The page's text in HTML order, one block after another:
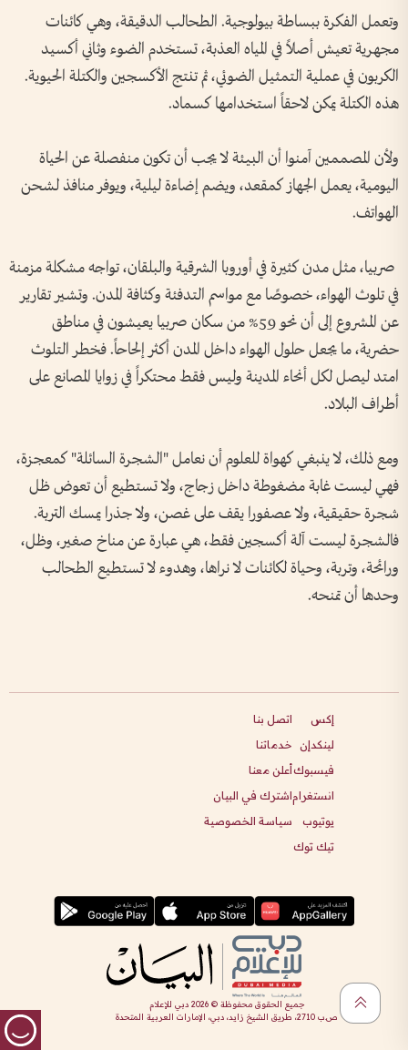
وتعمل الفكرة ببساطة بيولوجية. الطحالب الدقيقة، وهي كائنات
مجهرية تعيش أصلاً في المياه العذبة، تستخدم الضوء وثاني أكسيد
الكربون في عملية التمثيل الضوئي، ثم تنتج الأكسجين والكتلة الحيوية.
هذه الكتلة يمكن لاحقاً استخدامها كسماد.
ولأن المصممين آمنوا أن البيئة لا يجب أن تكون منفصلة عن الحياة
اليومية، يعمل الجهاز كمقعد، ويضم إضاءة ليلية، ويوفر منافذ لشحن
الهواتف.
صربيا، مثل مدن كثيرة في أوروبا الشرقية والبلقان، تواجه مشكلة مزمنة
في تلوث الهواء، خصوصًا مع مواسم التدفئة وكثافة المدن. وتشير تقارير
عن المشروع إلى أن نحو 59% من سكان صربيا يعيشون في مناطق
حضرية، ما يجعل حلول الهواء داخل المدن أكثر إلحاحاً. فخطر التلوث
امتد ليصل لكل أنحاء المدينة وليس فقط محتكراً في زوايا المصانع على
أطراف البلاد.
ومع ذلك، لا ينبغي كهواة للعلوم أن نعامل "الشجرة السائلة" كمعجزة،
فهي ليست غابة مضغوطة داخل زجاج، ولا تستطيع أن تعوض ظل
شجرة حقيقية، ولا عصفورا يقف على غصن، ولا جذرا يمسك التربة.
فالشجرة ليست آلة أكسجين فقط، هي عبارة عن مناخ صغير، وظل،
ورائحة، وتربة، وحياة لكائنات لا نراها، وهدوء لا تستطيع الطحالب
وحدها أن تمنحه.
إكس
لينكدإن
فيسبوك
انستغرام
يوتيوب
تيك توك
اتصل بنا
خدماتنا
أعلن معنا
اشترك في البيان
سياسة الخصوصية
جميع الحقوق محفوظة ©2026 دبي للإعلام
ص.ب 2710، طريق الشيخ زايد، دبي، الإمارات العربية المتحدة